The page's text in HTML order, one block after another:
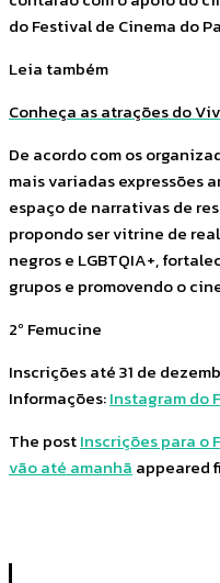
do Festival de Cinema do
Leia também
Conheça as atrações do
De acordo com os
mais variadas expressões
espaço de narrativas de
propondo ser vitrine de
negros e LGBTQIA+,
grupos e promovendo o
2º Femucine
Inscrições até 31 de
Informações:Instagram do
The postInscrições para o
vão até amanhã appeared